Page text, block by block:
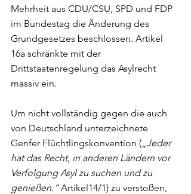
Mehrheit aus CDU/CSU, SPD und FDP
im Bundestag die Änderung des
Grundgesetzes beschlossen. Artikel
16a schränkte mit der
Drittstaatenregelung das Asylrecht
massiv ein.
Um nicht vollständig gegen die auch
von Deutschland unterzeichnete
Genfer Flüchtlingskonvention („Jeder
hat das Recht, in anderen Ländern vor
Verfolgung Asyl zu suchen und zu
genießen.“ Artikel14/1) zu verstoßen,